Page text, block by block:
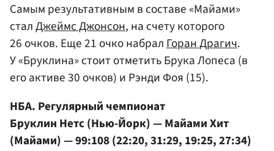
Самым результативным в составе «Майами»
сталДжеймс Джонсон, на счету которого
26 очков. Еще 21 очко набралГоран Драгич.
У «Бруклина» стоит отметить Брука Лопеса (в
его активе 30 очков) и Рэнди Фоя (15).
НБА. Регулярный чемпионат
Бруклин Нетс (Нью-Йорк) — Майами Хит
(Майами) — 99:108 (22:20, 31:29, 19:25, 27:34)